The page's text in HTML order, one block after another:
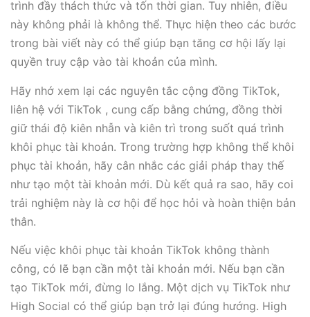
trình đầy thách thức và tốn thời gian. Tuy nhiên, điều
này không phải là không thể. Thực hiện theo các bước
trong bài viết này có thể giúp bạn tăng cơ hội lấy lại
quyền truy cập vào tài khoản của mình.
Hãy nhớ xem lại các nguyên tắc cộng đồng TikTok,
liên hệ với TikTok , cung cấp bằng chứng, đồng thời
giữ thái độ kiên nhẫn và kiên trì trong suốt quá trình
khôi phục tài khoản. Trong trường hợp không thể khôi
phục tài khoản, hãy cân nhắc các giải pháp thay thế
như tạo một tài khoản mới. Dù kết quả ra sao, hãy coi
trải nghiệm này là cơ hội để học hỏi và hoàn thiện bản
thân.
Nếu việc khôi phục tài khoản TikTok không thành
công, có lẽ bạn cần một tài khoản mới. Nếu bạn cần
tạo TikTok mới, đừng lo lắng. Một dịch vụ TikTok như
High Social có thể giúp bạn trở lại đúng hướng. High